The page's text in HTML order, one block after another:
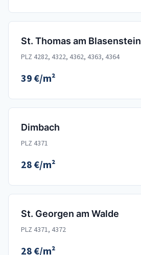
St. Thomas am Blasenstein
PLZ 4282, 4322, 4362, 4363, 4364
39 €/m²
Dimbach
PLZ 4371
28 €/m²
St. Georgen am Walde
PLZ 4371, 4372
28 €/m²